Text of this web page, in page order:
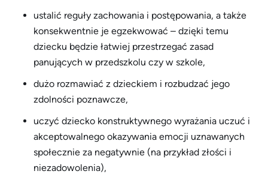
ustalić reguły zachowania i postępowania, a także
konsekwentnie je egzekwować – dzięki temu
dziecku będzie łatwiej przestrzegać zasad
panujących w przedszkolu czy w szkole,
dużo rozmawiać z dzieckiem i rozbudzać jego
zdolności poznawcze,
uczyć dziecko konstruktywnego wyrażania uczuć i
akceptowalnego okazywania emocji uznawanych
społecznie za negatywnie (na przykład złości i
niezadowolenia),